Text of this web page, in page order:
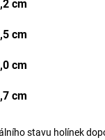
cm
cm
cm
cm
stavu holínek